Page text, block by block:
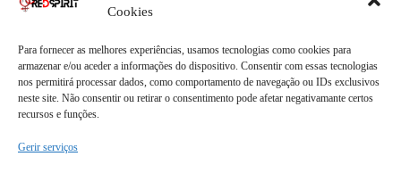
Cookies
Para fornecer as melhores experiências, usamos tecnologias como cookies para
armazenar e/ou aceder a informações do dispositivo. Consentir com essas tecnologias
nos permitirá processar dados, como comportamento de navegação ou IDs exclusivos
neste site. Não consentir ou retirar o consentimento pode afetar negativamante certos
recursos e funções.
Gerir serviços
Área Legal
Termos e Condições
Privacidade
Cookies
Pagamentos Seguros
Envios Seguros
Livro de Reclamações
Garantias